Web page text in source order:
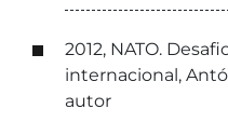
2012, NATO.
internacional,
autor